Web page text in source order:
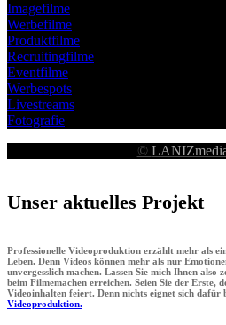
Imagefilme
Werbefilme
Produktfilme
Recruitingfilme
Eventfilme
Werbespots
Livestreams
Fotografie
©
Unser aktuelles Projekt
Professionelle Videoproduktion erzählt mehr als
Leben. Denn Videos können mehr als nur
unvergesslich machen. Lassen Sie mich Ihnen also
beim Filmemachen erreichen. Seien Sie der
Videoinhalten feiert. Denn nichts eignet sich dafür
Videoproduktion.